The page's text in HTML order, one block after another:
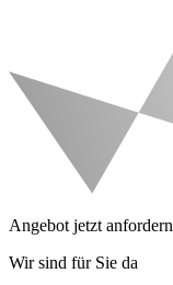
Angebot jetzt anfordern
Wir sind für Sie da